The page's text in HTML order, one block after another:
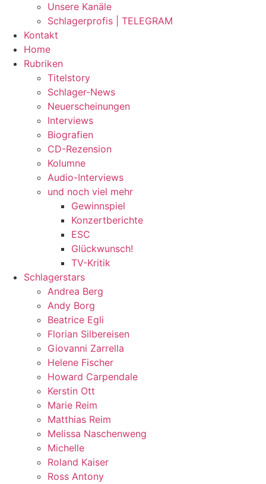
Unsere Kanäle
Schlagerprofis | TELEGRAM
Kontakt
Home
Rubriken
Titelstory
Schlager-News
Neuerscheinungen
Interviews
Biografien
CD-Rezension
Kolumne
Audio-Interviews
und noch viel mehr
Gewinnspiel
Konzertberichte
ESC
Glückwunsch!
TV-Kritik
Schlagerstars
Andrea Berg
Andy Borg
Beatrice Egli
Florian Silbereisen
Giovanni Zarrella
Helene Fischer
Howard Carpendale
Kerstin Ott
Marie Reim
Matthias Reim
Melissa Naschenweng
Michelle
Roland Kaiser
Ross Antony